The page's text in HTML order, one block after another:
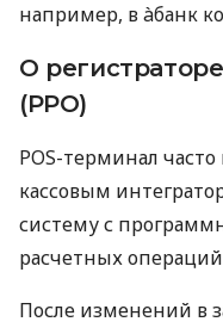
например, в àбанк
О
(РРО)
POS-терминал
кассовым
систему с
расчетных
После изменений в